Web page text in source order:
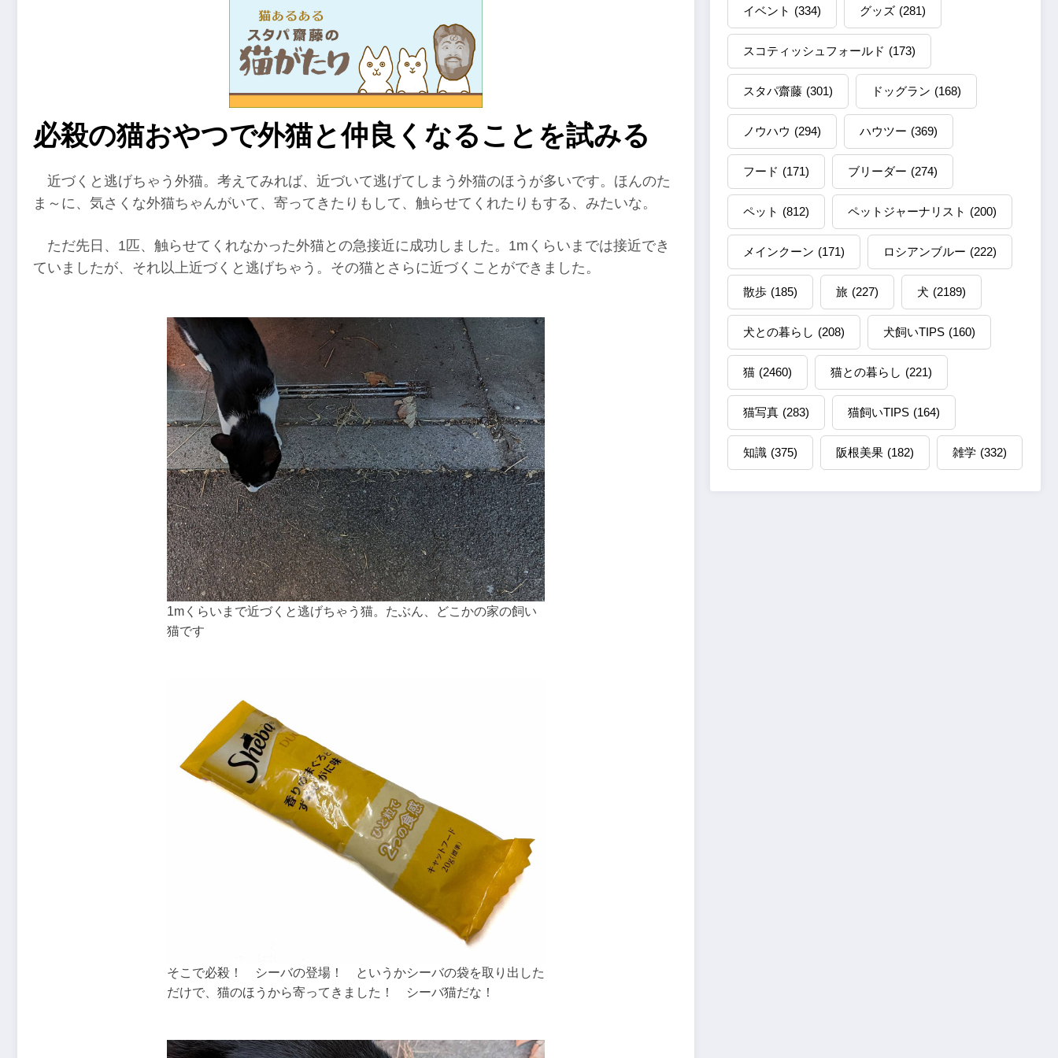
必殺の猫おやつで外猫と仲良くなることを試みる
近づくと逃げちゃう外猫。考えてみれば、近づいて逃げてしまう外猫のほうが多いです。ほんのた
ま～に、気さくな外猫ちゃんがいて、寄ってきたりもして、触らせてくれたりもする、みたいな。
ただ先日、1匹、触らせてくれなかった外猫との急接近に成功しました。1mくらいまでは接近でき
ていましたが、それ以上近づくと逃げちゃう。その猫とさらに近づくことができました。
1mくらいまで近づくと逃げちゃう猫。たぶん、どこかの家の飼い
猫です
そこで必殺！ シーバの登場！ というかシーバの袋を取り出した
だけで、猫のほうから寄ってきました！ シーバ猫だな！
イベント (334) グッズ (281)
スコティッシュフォールド (173)
スタパ齋藤 (301) ドッグラン (168)
ノウハウ (294) ハウツー (369)
フード (171) ブリーダー (274)
ペット (812) ペットジャーナリスト (200)
メインクーン (171) ロシアンブルー (222)
散歩 (185) 旅 (227) 犬 (2189)
犬との暮らし (208) 犬飼いTIPS (160)
猫 (2460) 猫との暮らし (221)
猫写真 (283) 猫飼いTIPS (164)
知識 (375) 阪根美果 (182) 雑学 (332)